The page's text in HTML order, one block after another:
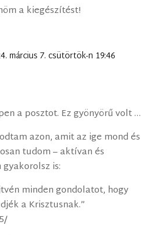
a kiegészítést!
március 7. csütörtök-n 19:46
a posztot. Ez gyönyörű volt …
azon, amit az ige mond és
tudom – aktívan és
is:
minden gondolatot, hogy
a Krisztusnak.”